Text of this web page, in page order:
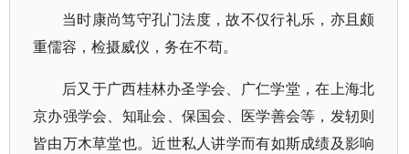
当时康尚笃守孔门法度，故不仅行礼乐，亦且颇
重儒容，检摄威仪，务在不苟。
后又于广西桂林办圣学会、广仁学堂，在上海北
京办强学会、知耻会、保国会、医学善会等，发轫则
皆由万木草堂也。近世私人讲学而有如斯成绩及影响